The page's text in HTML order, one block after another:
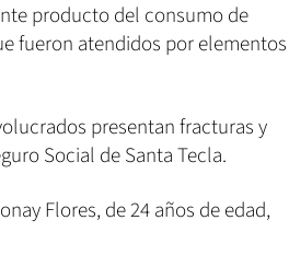
producto del consumo de
fueron atendidos por elementos
presentan fracturas y
Social de Santa Tecla.
Flores, de 24 años de edad,